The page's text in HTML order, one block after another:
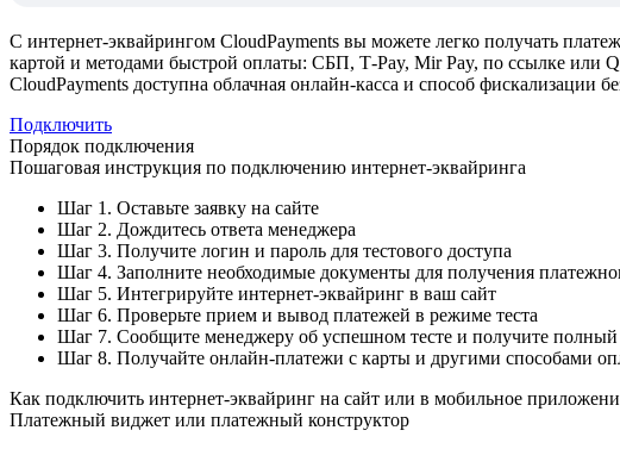
С интернет-эквайрингом CloudPayments вы можете легко получать
картой и методами быстрой оплаты: СБП, T‑Pay, Mir Pay, по ссылке или
СloudPayments доступна облачная онлайн-касса и способ фискализации
Подключить
Порядок подключения
Пошаговая инструкция по подключению интернет-эквайринга
Шаг 1. Оставьте заявку на сайте
Шаг 2. Дождитесь ответа менеджера
Шаг 3. Получите логин и пароль для тестового доступа
Шаг 4. Заполните необходимые документы для получения
Шаг 5. Интегрируйте интернет-эквайринг в ваш сайт
Шаг 6. Проверьте прием и вывод платежей в режиме теста
Шаг 7. Сообщите менеджеру об успешном тесте и получите полный
Шаг 8. Получайте онлайн-платежи с карты и другими способами
Как подключить интернет-эквайринг на сайт или в мобильное
Платежный виджет или платежный конструктор